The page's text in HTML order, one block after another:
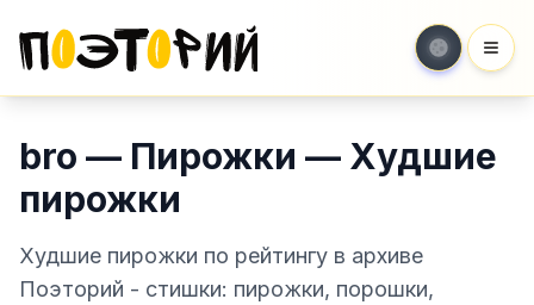
bro — Пирожки — Худшие
пирожки
Худшие пирожки по рейтингу в архиве
Поэторий - стишки: пирожки, порошки,